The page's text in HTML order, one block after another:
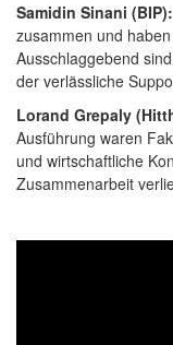
Samidin Sinani (BIP):
zusammen und
Ausschlaggebend
der verlässliche
Lorand Grepaly
Ausführung waren
und wirtschaftliche
Zusammenarbeit